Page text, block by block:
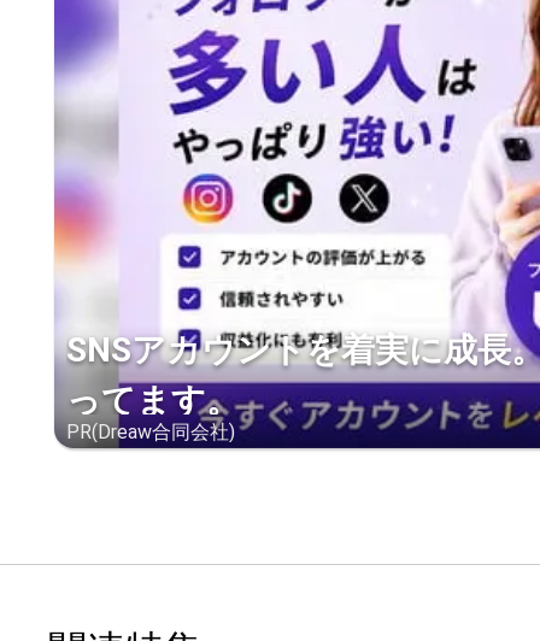
SNSアカウントを着実に成長
ってます。
PR(Dreaw合同会社)